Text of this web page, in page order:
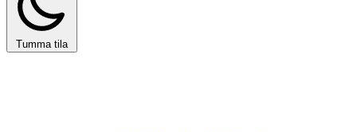
Tumma tila